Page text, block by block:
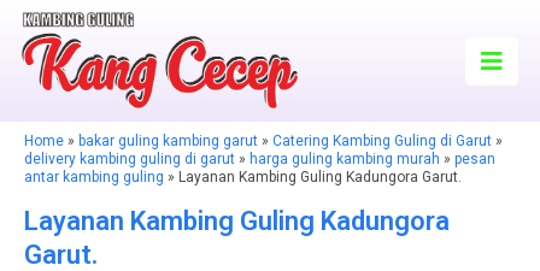
Home » bakar guling kambing garut » Catering Kambing Guling di Garut »
delivery kambing guling di garut » harga guling kambing murah » pesan
antar kambing guling » Layanan Kambing Guling Kadungora Garut.
Layanan Kambing Guling Kadungora
Garut.